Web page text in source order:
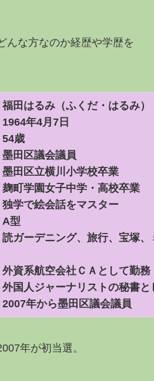
んな方なのか経歴や学歴を
（ふくだ・はるみ）
年4月7日
会議員
横川小学校卒業
中学・高校卒業
話をマスター
A型
ング、旅行、宝塚、ミ
会社ＣＡとして勤務
リストの秘書として
墨田区議会議員
年が初当選。